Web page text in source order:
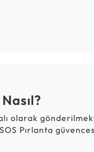
olarak
Pırlanta